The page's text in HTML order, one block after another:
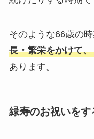
祝電の送
弔電の送
冠婚葬祭
電報コラム
そのような66歳の時
長・繁栄をかけて
あります。
緑寿のお祝いをす